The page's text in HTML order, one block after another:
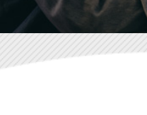
スキルアップしたい！
スキルアップしたい！ トップ
プログラミング
TOP Creator’s コラム